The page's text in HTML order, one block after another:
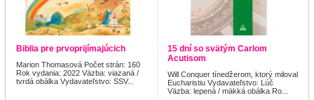
Biblia pre prvoprijímajúcich
Marion Thomasová Počet strán: 160
Rok vydania: 2022 Väzba: viazaná /
tvrdá obálka Vydavateľstvo: SSV...
15 dní so svätým Carlom
Acutisom
Will Conquer tínedžerom, ktorý miloval
Eucharistiu Vydavateľstvo: Lúč
Väzba: lepená / mäkká obálka Ro...